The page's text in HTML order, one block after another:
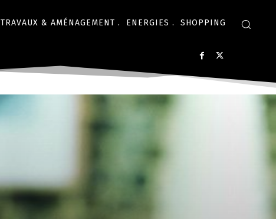
TRAVAUX & AMÉNAGEMENT . ENERGIES . SHOPPING